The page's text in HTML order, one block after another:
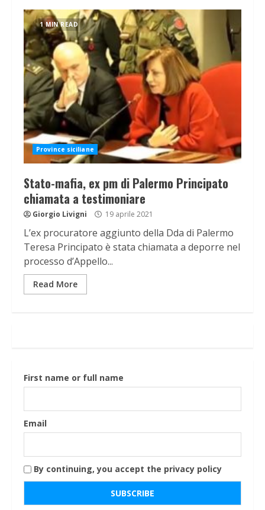
1 MIN READ
Province siciliane
Stato-mafia, ex pm di Palermo Principato
chiamata a testimoniare
Giorgio Livigni 19 aprile 2021
L’ex procuratore aggiunto della Dda di Palermo
Teresa Principato è stata chiamata a deporre nel
processo d’Appello...
Read More
First name or full name
Email
By continuing, you accept the privacy policy